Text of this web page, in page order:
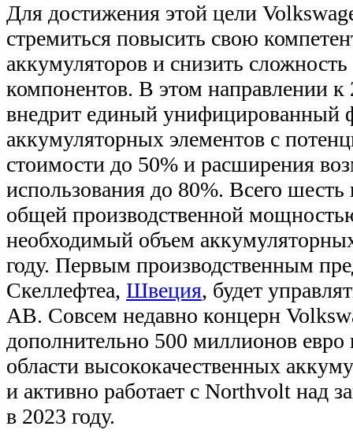
Для достижения этой цели
стремиться повысить свою
аккумуляторов и снизить
компонентов. В этом направлении к
внедрит единый унифицированный
аккумуляторных элементов с
стоимости до 50% и расширения
использования до 80%. Всего
общей производственной
необходимый объем
году. Первым производственным
Скеллефтеа, Швеция, будет
AB. Совсем недавно концерн
дополнительно 500 миллионов евро
области высококачественных
и активно работает с Northvolt над
в 2023 году.